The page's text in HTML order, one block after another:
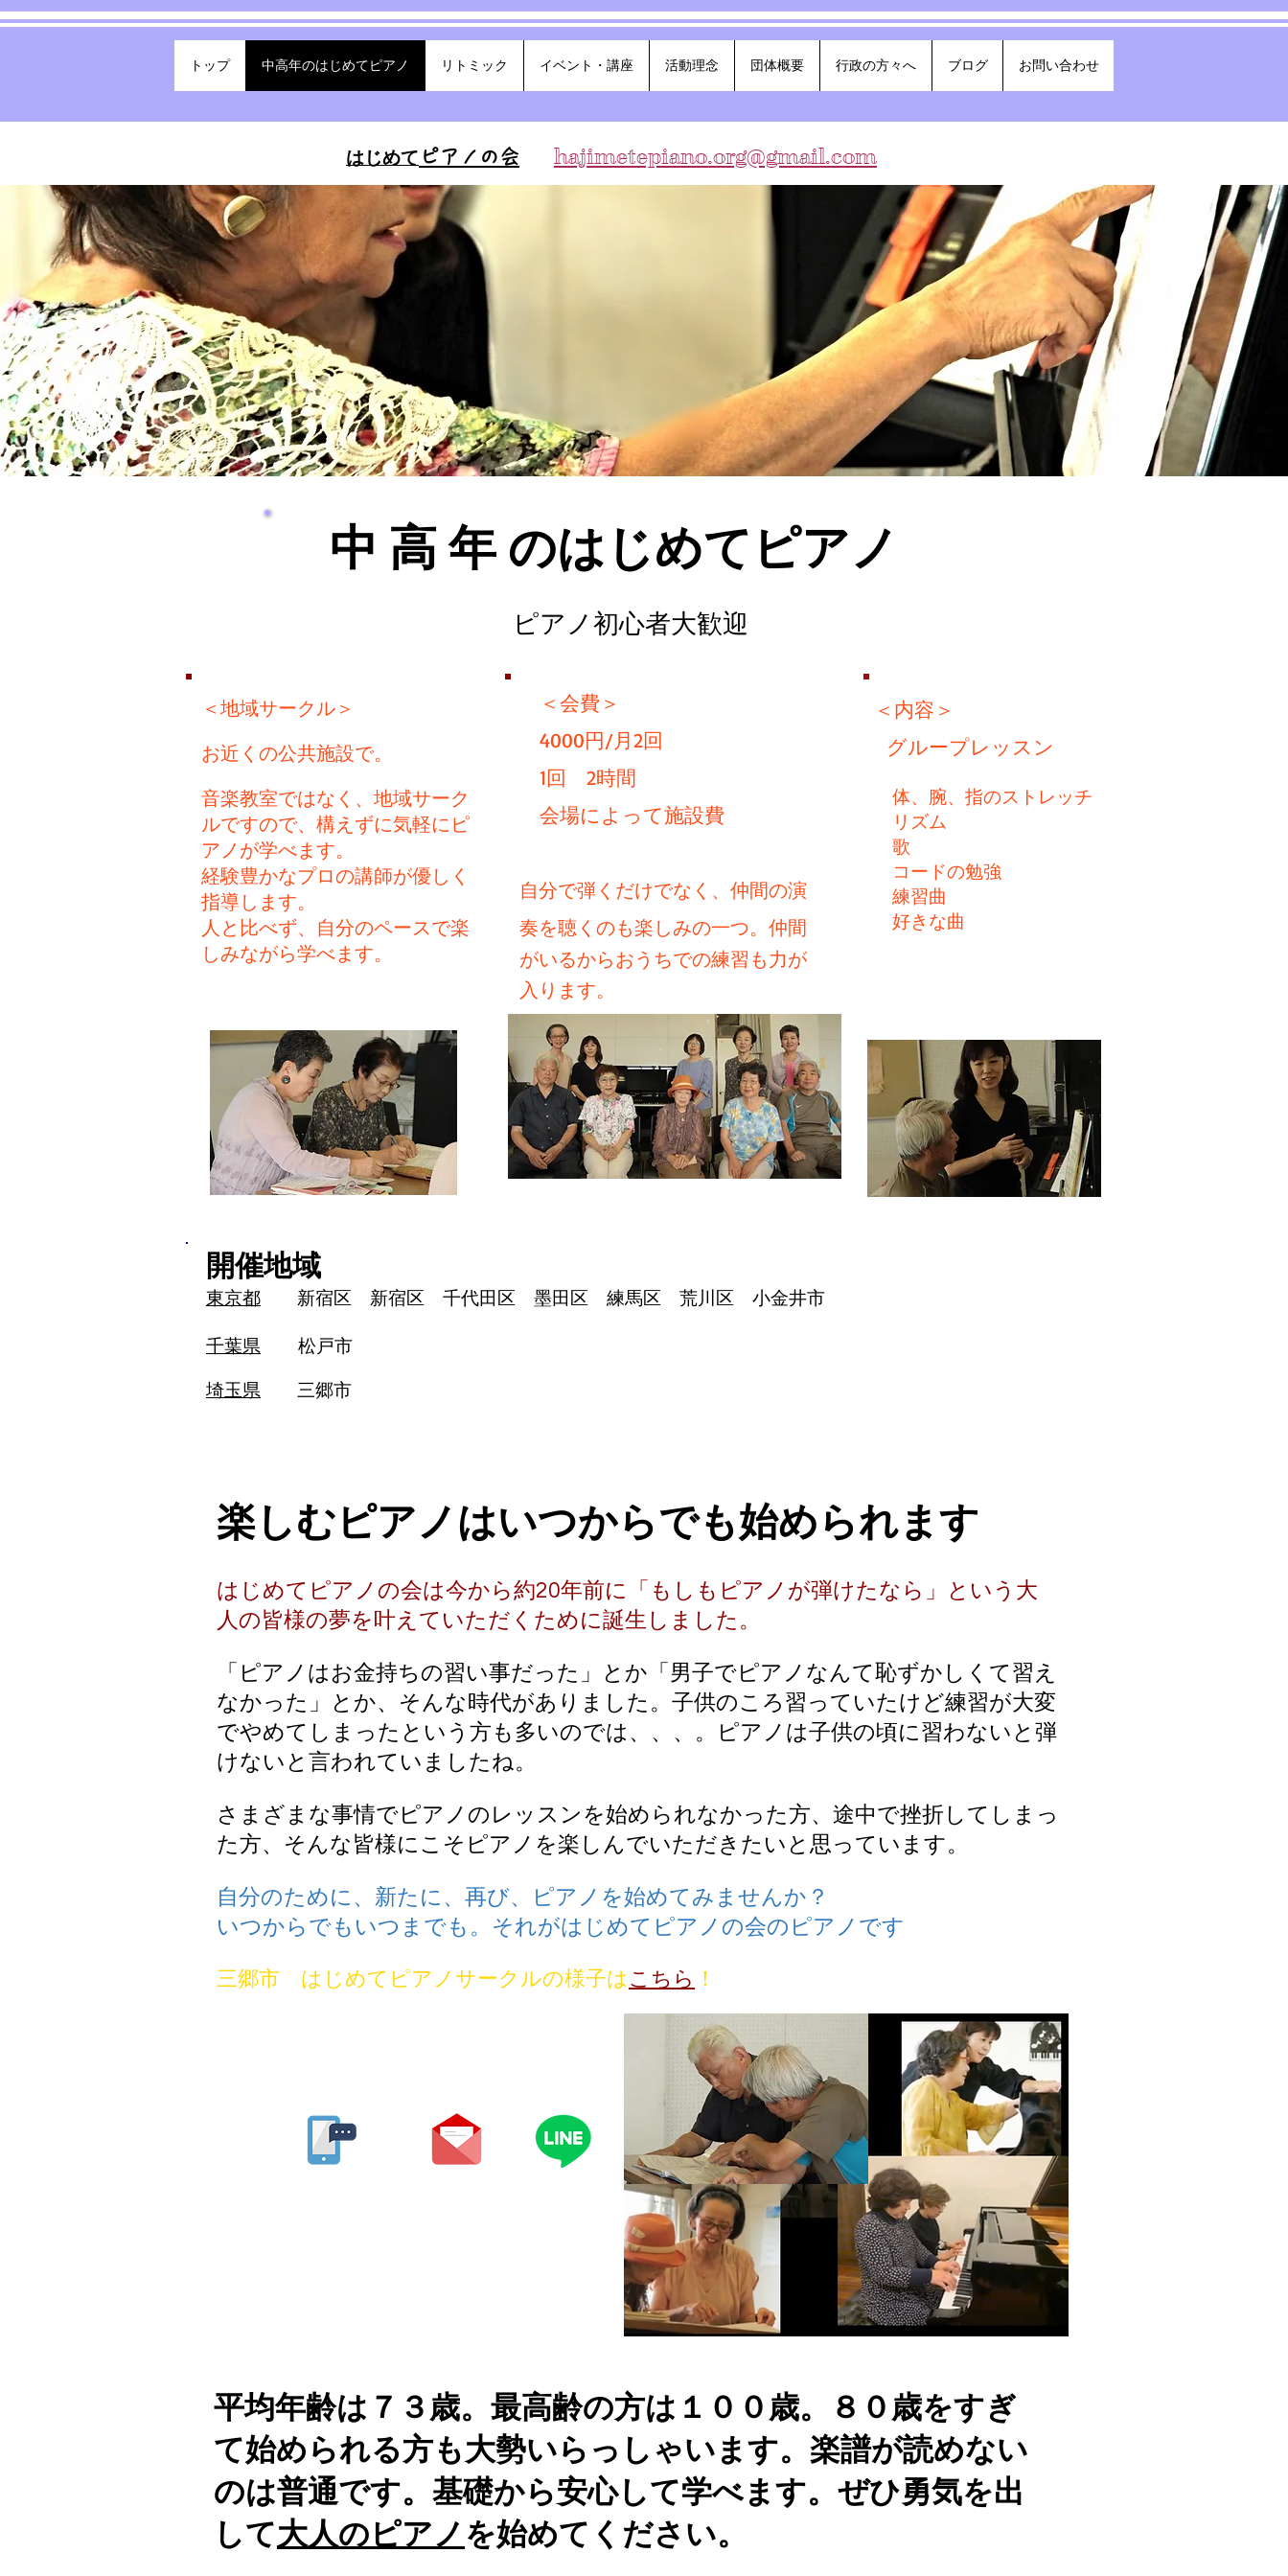
トップ 中高年のはじめてピアノ リトミック イベント・講座 活動理念 団体概要 行政の方々へ ブログ お問い合わせ
はじめて ピアノの会 hajimetepiano.org@gmail.com
中 高 年 のはじめてピアノ
ピアノ初心者大歓迎
＜地域サークル＞​
お近くの公共施設で。
音楽教室ではなく、地域サーク
ルですので、構えずに気軽にピ
アノが学べます。
経験豊かなプロの講師が優しく
指導します。
​人と比べず、自分のペースで楽
しみながら学べます。
＜会費＞
4000円/月2回
1回 2時間
​ 会場によって施設費
自分で弾くだけでなく、仲間の演
奏を聴くのも楽しみの一つ。 仲間
がいるからおうちでの練習も力が
入ります。
＜内容＞
​ グループレッスン
体、腕、指のストレッチ
リズム
歌
コードの勉強
練習曲
好きな曲
開催地域
東京都 新宿区 新宿区 千代田区 墨田区 練馬区 荒川区 小金井市
千葉県
松戸市
埼玉県
三郷市
​楽しむピアノはいつからでも始められます
はじめてピアノの会は今から約20年前に「もしもピアノが弾けたなら」という大
人の皆様の夢を叶えていただくために誕生しました。
「ピアノはお金持ちの習い事だった」
とか「男子でピアノなんて恥ずかしくて習え
なかった」とか、そんな時代がありました。子供のころ習っていたけど練習が大変
でやめてしまったという方も多いのでは、、、。
ピアノは子供の頃に習わないと弾
けないと言われていましたね。
さまざまな事情でピアノのレッスンを始められなかった方、途中で挫折してしまっ
た方、そんな皆様にこそピアノを楽しんでいただきたいと思っています。
自分のために、新たに、再び、ピアノを始めてみませんか？
いつからでもいつまでも。それがはじめてピアノの会のピアノです
三郷市 はじめてピアノサークルの様子は こちら ！
​平均年齢は７３歳。最高齢の方は１００歳。８０歳をすぎ
て始められる方も大勢いらっしゃいます。楽譜が読めない
のは普通です。基礎から安心して学べます。ぜひ勇気を出
して大人のピアノ を始めてください。